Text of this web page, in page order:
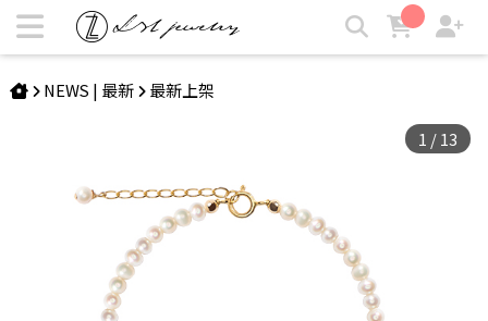
DERVLA | 愛麗絲14K珍珠手鍊 | LZL Jewelry 輕珠寶飾品
NEWS | 最新 最新上架
1 /13